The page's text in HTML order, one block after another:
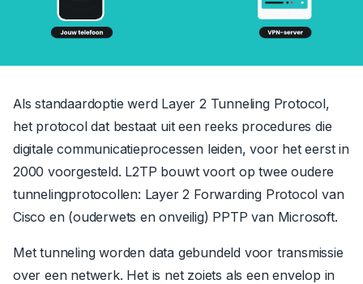
Als standaardoptie werd Layer 2 Tunneling Protocol,
het protocol dat bestaat uit een reeks procedures die
digitale communicatieprocessen leiden, voor het eerst in
2000 voorgesteld. L2TP bouwt voort op twee oudere
tunnelingprotocollen: Layer 2 Forwarding Protocol van
Cisco en (ouderwets en onveilig) PPTP van Microsoft.
Met tunneling worden data gebundeld voor transmissie
over een netwerk. Het is net zoiets als een envelop in